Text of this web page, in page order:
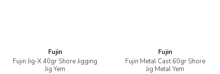
Fujin
Fujin Jig-X 40gr Shore Jigging
Jig Yem
Fujin
Fujin Metal Cast 60gr Shore
Jig Metal Yem